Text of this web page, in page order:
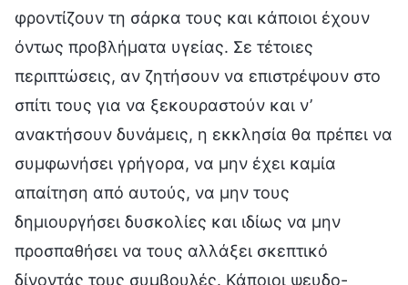
φροντίζουν τη σάρκα τους και κάποιοι έχουν
όντως προβλήματα υγείας. Σε τέτοιες
περιπτώσεις, αν ζητήσουν να επιστρέψουν στο
σπίτι τους για να ξεκουραστούν και ν’
ανακτήσουν δυνάμεις, η εκκλησία θα πρέπει να
συμφωνήσει γρήγορα, να μην έχει καμία
απαίτηση από αυτούς, να μην τους
δημιουργήσει δυσκολίες και ιδίως να μην
προσπαθήσει να τους αλλάξει σκεπτικό
δίνοντάς τους συμβουλές. Κάποιοι ψευδο-